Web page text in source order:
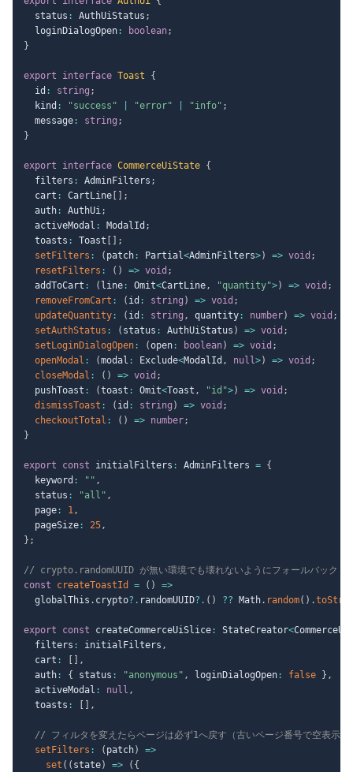
  status
: AuthUiStatus ;
  loginDialogOpen
: boolean;
}
export interface Toast
{
  id
: string ;
  kind
: "success" "error" "info" ;
  message
: string ;
}
export interface CommerceUiState {
  filters
: AdminFilters ;
  cart
: CartLine
;
  auth
: AuthUi;
  activeModal
: ModalId ;
  toasts
: Toast
;
setFilters : ( patch : Partial<AdminFilters>) => void ;
resetFilters : ( ) => void ;
  addToCart
: ( line : Omit<CartLine, "quantity">) => void ;
removeFromCart : ( id : string ) => void ;
updateQuantity : ( id : string , quantity : number) => void ;
setAuthStatus : ( status : AuthUiStatus ) => void ;
setLoginDialogOpen : (open : boolean) => void ;
openModal : (modal : Exclude<ModalId , null>) => void ;
closeModal : ( ) => void ;
  pushToast
: (toast : Omit<Toast , "id">) => void ;
dismissToast : ( id : string ) => void ;
checkoutTotal : ( ) => number;
}
export const initialFilters : AdminFilters = {
  keyword
: "" ,
  status
: "all" ,
  page
: 1,
  pageSize
: 25,
} ;
// crypto.randomUUID が無い環境でも壊れないようにフォールバック
const
createToastId = ( )
=>
  globalThis
. crypto?. randomUUID?. ( ) ?? Math. random( ) .
export const createCommerceUiSlice : StateCreator<
  filters
: initialFilters ,
  cart
:
,
  auth
: { status : "anonymous" , loginDialogOpen : false } ,
  activeModal
: null ,
  toasts
: ,
// フィルタを変えたらページは必ず1へ戻す（古いページ番号で空表示に
setFilters : ( patch)
=>
set ( ( state) => ( {